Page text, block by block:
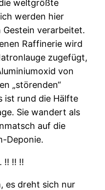
weltgrößte
werden hier
Gestein verarbeitet.
Raffinerie wird
zugefügt,
von
„störenden“
ist rund die Hälfte
Sie wandert als
auf die
Deponie.
‼ ‼ ‼
es dreht sich nur